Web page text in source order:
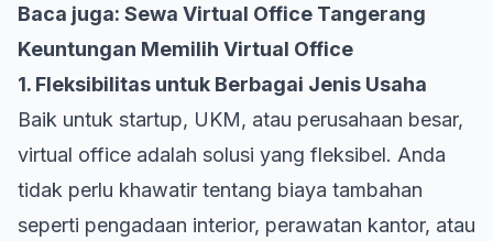
Baca juga: Sewa Virtual Office Tangerang
Keuntungan Memilih Virtual Office
1. Fleksibilitas untuk Berbagai Jenis Usaha
Baik untuk startup, UKM, atau perusahaan besar,
virtual office adalah solusi yang fleksibel. Anda
tidak perlu khawatir tentang biaya tambahan
seperti pengadaan interior, perawatan kantor, atau